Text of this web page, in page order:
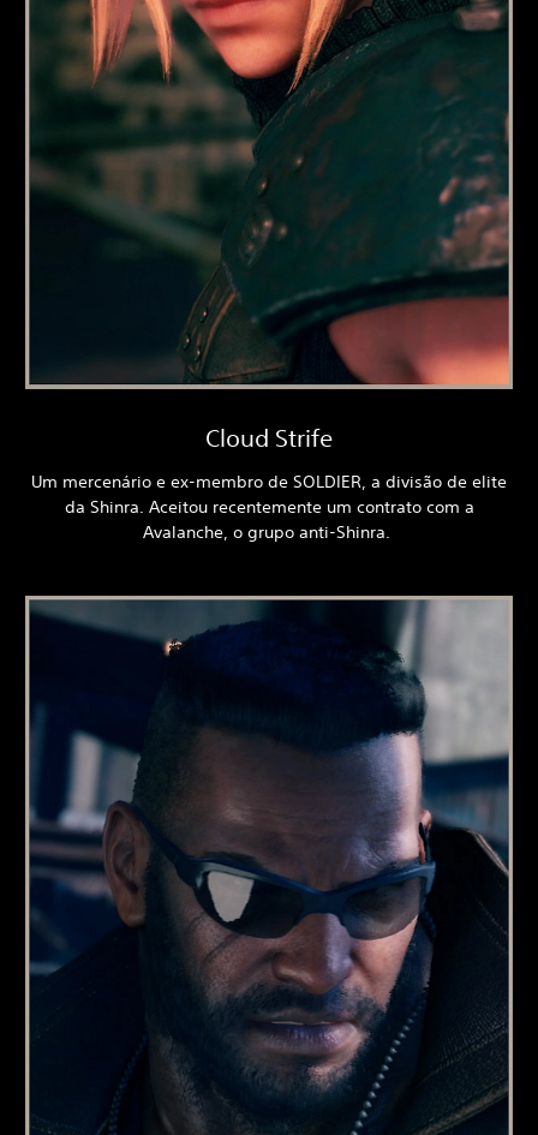
Cloud Strife
Um mercenário e ex-membro de SOLDIER, a divisão de elite
da Shinra. Aceitou recentemente um contrato com a
Avalanche, o grupo anti-Shinra.